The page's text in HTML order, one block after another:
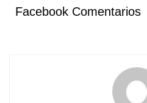
Facebook Comentarios